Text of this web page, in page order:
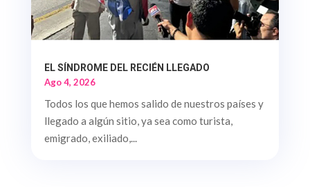
EL SÍNDROME DEL RECIÉN LLEGADO
Ago 4, 2026
Todos los que hemos salido de nuestros países y
llegado a algún sitio, ya sea como turista,
emigrado, exiliado,...